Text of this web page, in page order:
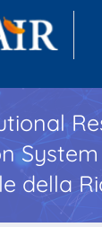
System
della